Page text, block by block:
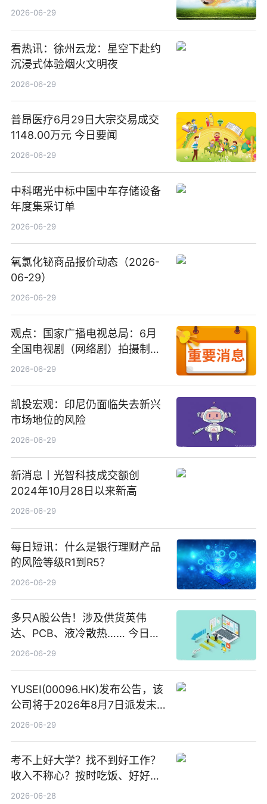
司15.3%股权
2026-06-29
看热讯：徐州云龙：星空下赴约
沉浸式体验烟火文明夜
2026-06-29
普昂医疗6月29日大宗交易成交
1148.00万元 今日要闻
2026-06-29
中科曙光中标中国中车存储设备
年度集采订单
2026-06-29
氧氯化铋商品报价动态（2026-
06-29）
2026-06-29
观点：国家广播电视总局：6月
全国电视剧（网络剧）拍摄制作
备案公示剧目197部
2026-06-29
凯投宏观：印尼仍面临失去新兴
市场地位的风险
2026-06-29
新消息丨光智科技成交额创
2024年10月28日以来新高
2026-06-29
每日短讯：什么是银行理财产品
的风险等级R1到R5？
2026-06-29
多只A股公告！涉及供货英伟
达、PCB、液冷散热…… 今日快
讯
2026-06-29
YUSEI(00096.HK)发布公告，该
公司将于2026年8月7日派发末
期股息每股人民币0.013元 每日
2026-06-29
考不上好大学？找不到好工作？
收入不称心？按时吃饭、好好睡
觉
2026-06-28